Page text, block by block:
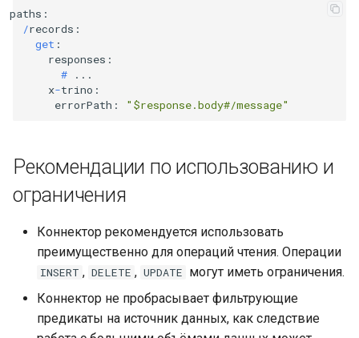
paths :
/records :
get :
responses :
#
...
x-trino :
errorPath : "$response.body#/message"
Рекомендации по использованию и
ограничения
Коннектор рекомендуется использовать
преимущественно для операций чтения. Операции
INSERT , DELETE , UPDATE могут иметь ограничения.
Коннектор не пробрасывает фильтрующие
предикаты на источник данных, как следствие